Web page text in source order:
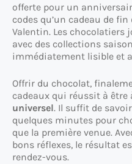
offerte pour un
codes qu’un cadeau de fin
Valentin. Les chocolatiers
avec des collections
immédiatement lisible et
Offrir du chocolat,
cadeaux qui réussit à être
universel. Il suffit de
quelques minutes pour
que la première venue.
bons réflexes, le résultat
rendez-vous.